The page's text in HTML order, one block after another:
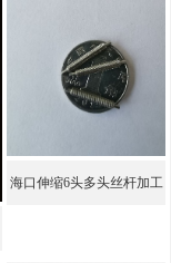
海口伸缩6头多头丝杆加工